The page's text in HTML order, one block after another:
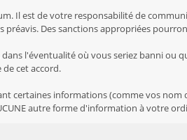
Il est de votre responsabilité de
Des sanctions appropriées
l'éventualité où vous seriez banni
de cet accord.
certaines informations (comme vos
autre forme d'information à votre